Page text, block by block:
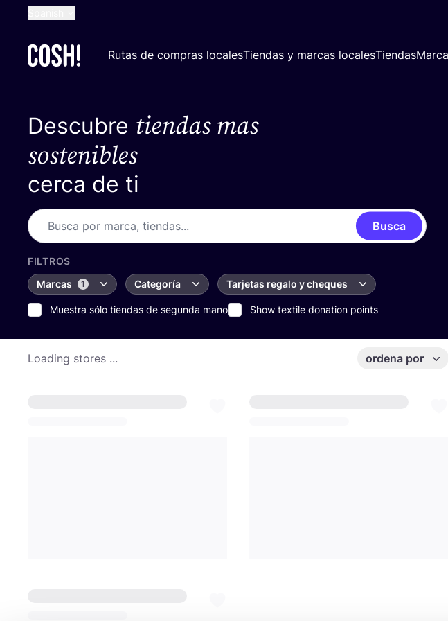
Dutch
German
Rutas de compras localesTiendas y marcas localesTiendas
Descubre tiendas mas
sostenibles
cerca de ti
Busca
FILTROS
Marcas
1 Categoría Tarjetas regalo y cheques
Muestra sólo tiendas de segunda mano Show textile donation points
Loading stores ... ordena por